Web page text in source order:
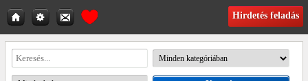
Hirdetés feladás